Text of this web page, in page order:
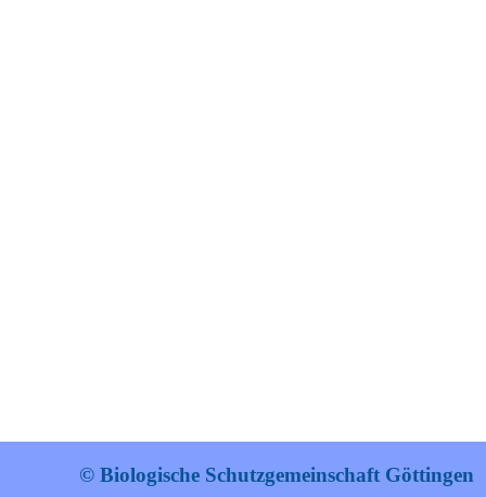
© Biologische Schutzgemeinschaft Göttingen